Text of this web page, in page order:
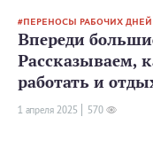
ПЕРЕНОСЫ РАБОЧИХ ДНЕЙ
Впереди
Рассказываем,
работать и
1 апреля 2025 570